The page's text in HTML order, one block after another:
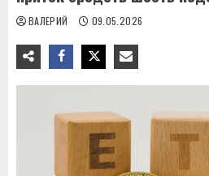
ВАЛЕРИЙ 09.05.2026